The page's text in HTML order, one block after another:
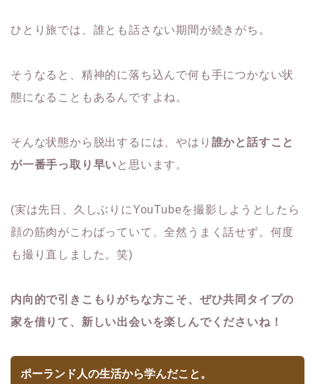
ひとり旅では、誰とも話さない期間が続きがち。
そうなると、精神的に落ち込んで何も手につかない状
態になることもあるんですよね。
そんな状態から脱出するには、やはり 誰かと話すこと
が一番手っ取り早い と思います。
(実は先日、久しぶりにYouTubeを撮影しようとしたら
顔の筋肉がこわばっていて、全然うまく話せず。何度
も撮り直しました。笑)
内向的で引きこもりがちな方こそ、ぜひ共同タイプの
家を借りて、新しい出会いを楽しんでくださいね！
ポーランド人の生活から学んだこと。